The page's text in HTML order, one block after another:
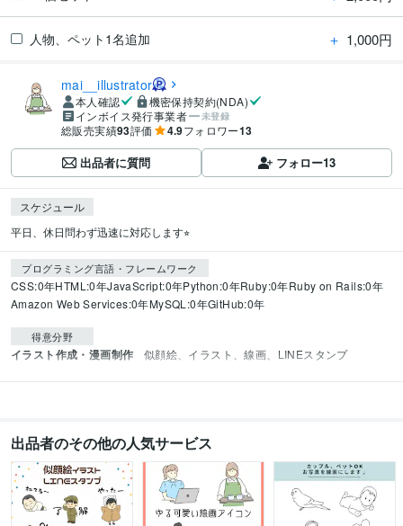
人物、ペット1名追加 ＋ 1,000円
mai__illustrator
本人確認
機密保持契約(NDA)
インボイス発行事業者
未登録
総販売実績93評価 4.9フォロワー13
出品者に質問 フォロー13
スケジュール
平日、休日問わず迅速に対応します⭐︎
プログラミング言語・フレームワーク
CSS:0年HTML:0年JavaScript:0年Python:0年Ruby:0年Ruby on Rails:0年
Amazon Web Services:0年MySQL:0年GitHub:0年
得意分野
イラスト作成・漫画制作 似顔絵、イラスト、線画、LINEスタンプ
出品者のその他の人気サービス